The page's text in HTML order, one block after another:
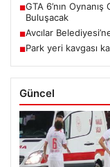
■GTA 6’nın
Buluşacak
■Avcılar
■Park yeri kavgası
Güncel